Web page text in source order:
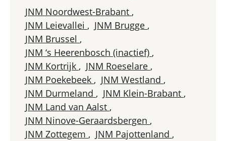
JNM Noordwest-Brabant ,
JNM Leievallei , JNM Brugge ,
JNM Brussel ,
JNM ‘s Heerenbosch (inactief) ,
JNM Kortrijk , JNM Roeselare ,
JNM Poekebeek , JNM Westland ,
JNM Durmeland , JNM Klein-Brabant ,
JNM Land van Aalst ,
JNM Ninove-Geraardsbergen ,
JNM Zottegem , JNM Pajottenland ,